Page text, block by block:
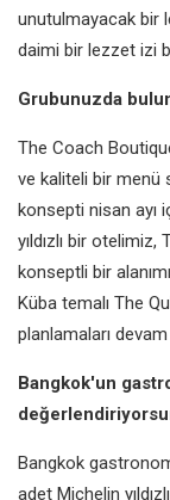
unutulmayacak bir
daimi bir lezzet izi
Grubunuzda
The Coach
ve kaliteli bir menü
konsepti nisan ayı
yıldızlı bir
konseptli bir
Küba temalı The
planlamaları
Bangkok'un
Bangkok
adet Michelin